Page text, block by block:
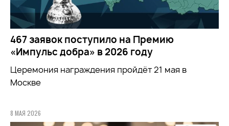
467 заявок поступило на Премию
«Импульс добра» в 2026 году
Церемония награждения пройдёт 21 мая в
Москве
8 МАЯ 2026